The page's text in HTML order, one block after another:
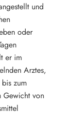
und
oder
er im
Arztes,
zum
Gewicht von